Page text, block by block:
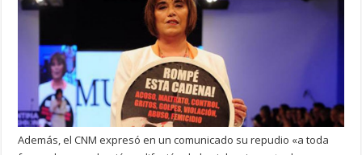
Además, el CNM expresó en un comunicado su repudio «a toda